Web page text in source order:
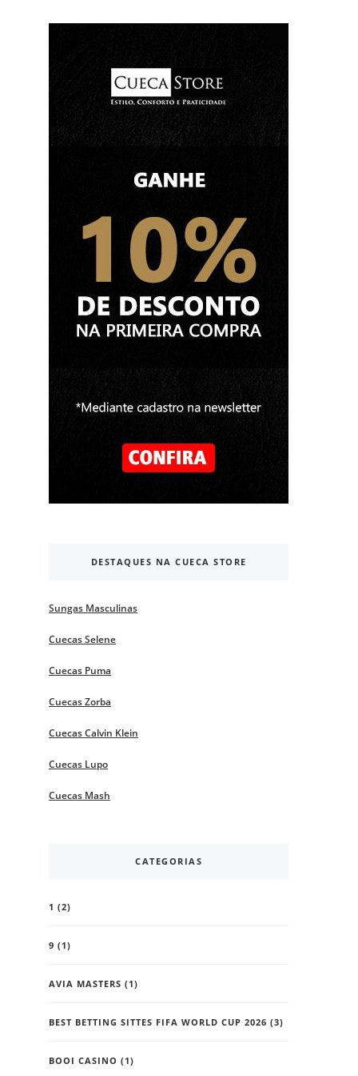
DESTAQUES NA CUECA STORE
Sungas Masculinas
Cuecas Selene
Cuecas Puma
Cuecas Zorba
Cuecas Calvin Klein
Cuecas Lupo
Cuecas Mash
CATEGORIAS
1 (2)
9 (1)
AVIA MASTERS (1)
BEST BETTING SITTES FIFA WORLD CUP 2026 (3)
BOOI CASINO (1)